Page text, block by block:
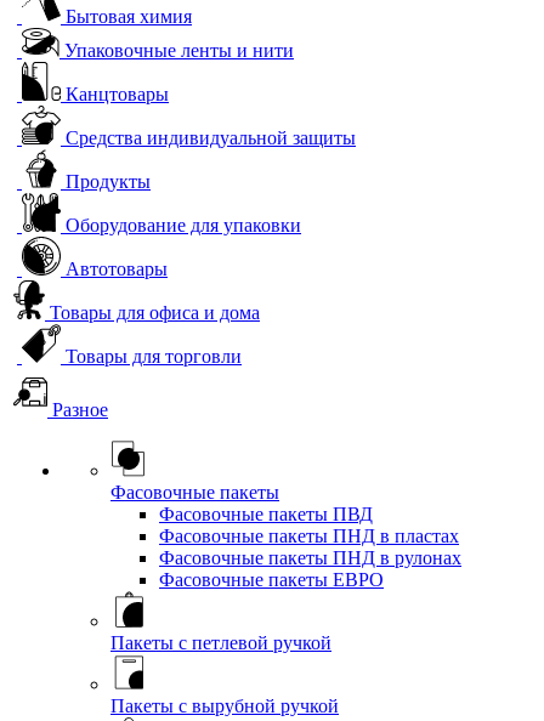
Бытовая химия
Упаковочные ленты и нити
Канцтовары
Средства индивидуальной защиты
Продукты
Оборудование для упаковки
Автотовары
Товары для офиса и дома
Товары для торговли
Разное
Фасовочные пакеты
Фасовочные пакеты ПВД
Фасовочные пакеты ПНД в пластах
Фасовочные пакеты ПНД в рулонах
Фасовочные пакеты ЕВРО
Пакеты с петлевой ручкой
Пакеты с вырубной ручкой